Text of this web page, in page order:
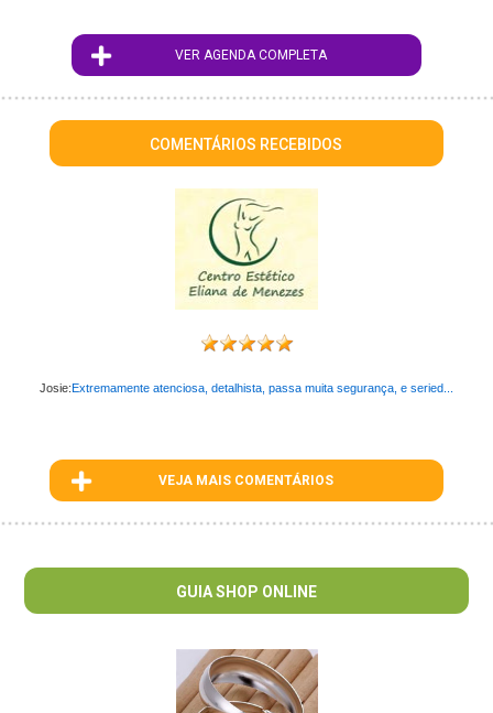
VER AGENDA COMPLETA
COMENTÁRIOS RECEBIDOS
Josie:Extremamente atenciosa, detalhista, passa muita segurança, e seried...
VEJA MAIS COMENTÁRIOS
GUIA SHOP ONLINE